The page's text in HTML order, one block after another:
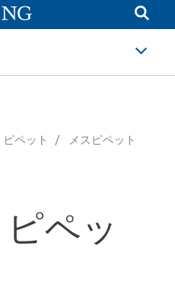
ピペット
メスピペット
ペッ